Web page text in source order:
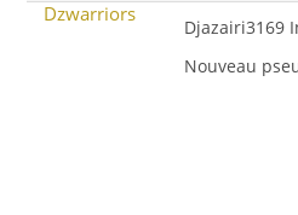
Dzwarriors
Djazairi3169
Nouveau